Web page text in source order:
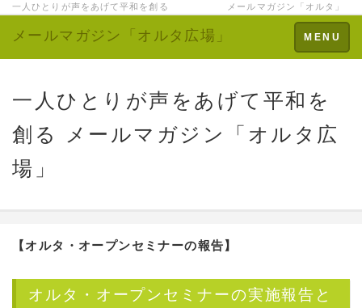
一人ひとりが声をあげて平和を創る メールマガジン「オルタ」
Toggle
navigation
MENU
メールマガジン「オルタ広場」
一人ひとりが声をあげて平和を
創る メールマガジン「オルタ広
場」
【オルタ・オープンセミナーの報告】
オルタ・オープンセミナーの実施報告と